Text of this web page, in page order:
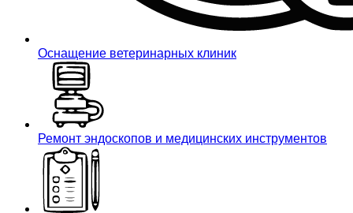
Оснащение ветеринарных клиник
Ремонт эндоскопов и медицинских инструментов